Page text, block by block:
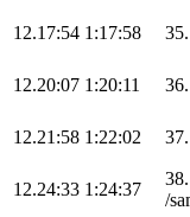
12.17:54 1:17:58 35.
12.20:07 1:20:11 36.
12.21:58 1:22:02 37.
12.24:33 1:24:37
38.
/